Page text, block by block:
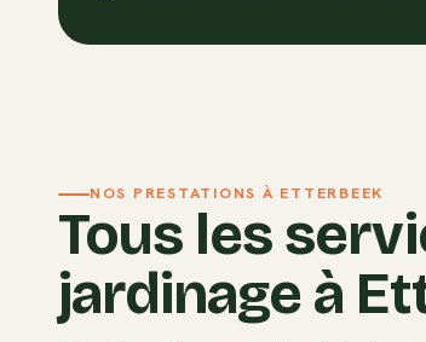
NOS PRESTATIONS À ETTERBEEK
Tous les
jardinage à